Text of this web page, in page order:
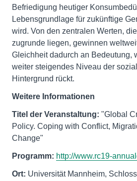
Befriedigung heutiger
Lebensgrundlage für zukünftige
wird. Von den zentralen Werten,
zugrunde liegen, gewinnen
Gleichheit dadurch an Bedeutung,
weiter steigendes Niveau der
Hintergrund rückt.
Weitere Informationen
Titel der Veranstaltung: "Global
Policy. Coping with Conflict,
Change"
Programm: http://www.rc19-
Ort: Universität Mannheim,